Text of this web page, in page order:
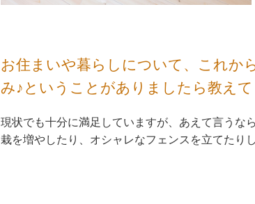
お住まいや暮らしについて、これか
み♪ということがありましたら教えて
現状でも十分に満足していますが、あえて言うな
栽を増やしたり、オシャレなフェンスを立てたり